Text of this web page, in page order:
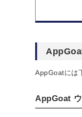
AppGoatには
AppGoat